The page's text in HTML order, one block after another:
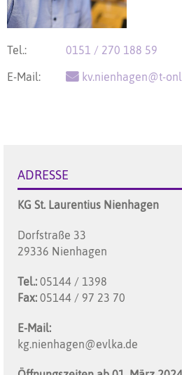
Tel.: 0151 / 270 188 59
E-Mail: kv.nienhagen@t-
ADRESSE
KG St. Laurentius Nienhagen
Dorfstraße 33
29336 Nienhagen
Tel.: 05144 / 1398
Fax: 05144 / 97 23 70
E-Mail:
kg.nienhagen@evlka.de